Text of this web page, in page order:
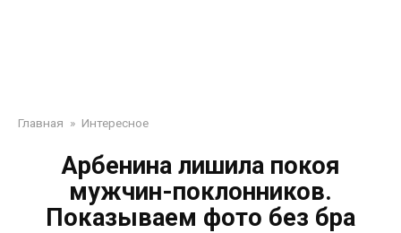
Главная » Интересное
Арбенина лишила покоя
мужчин-поклонников.
Показываем фото без бра